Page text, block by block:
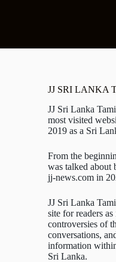
JJ SRI LANKA
JJ Sri Lanka
most visited
2019 as a Sri
From the
was talked about
jj-news.com in
JJ Sri Lanka
site for readers
controversies of
conversations,
information
Sri Lanka.